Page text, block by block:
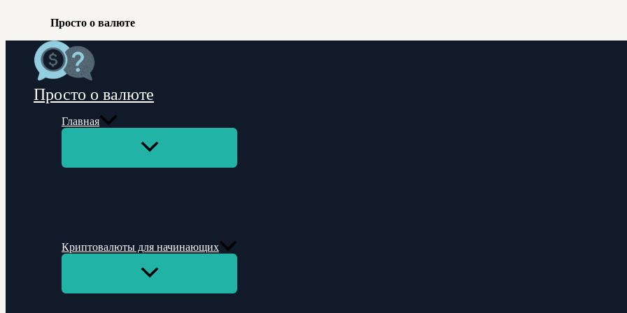
Просто о валюте
Перейти
содержимому
Просто о валюте
Главная
Переключатель
Криптовалюты для начинающих
Переключатель